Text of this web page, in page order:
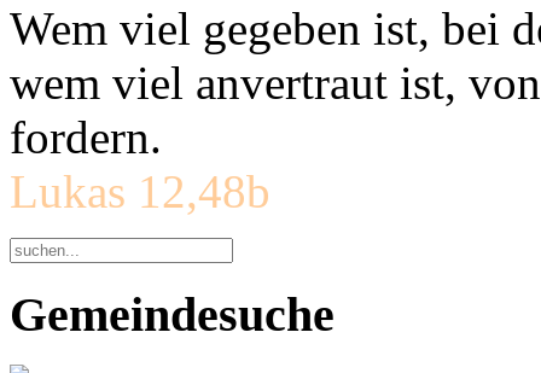
Wem viel gegeben ist, bei
wem viel anvertraut ist,
fordern.
Lukas 12,48b
Gemeindesuche